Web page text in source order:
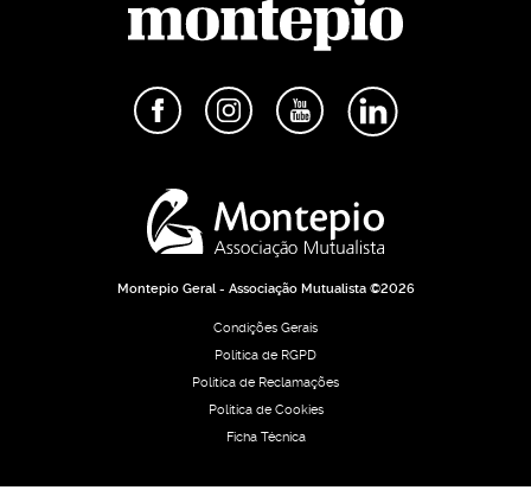
Montepio Geral - Associação Mutualista ©2026
Condições Gerais
Política de RGPD
Política de Reclamações
Política de Cookies
Ficha Técnica